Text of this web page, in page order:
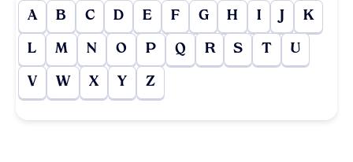
A B C D E F G H I J K
L M N O P Q R S T U
V W X Y Z